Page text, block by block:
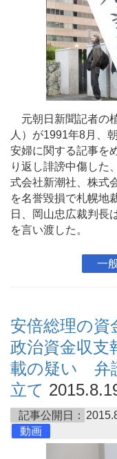
元朝日新聞記者の
人）が1991年8月、
安婦に関する記事を
り返し誹謗中傷した
式会社新潮社、株式
を名誉毀損で札幌地
日、岡山忠広裁判長
を言い渡した。
一
安倍総理の資
政治資金収支
載の疑い 弁
立て
記事公開日：
動画